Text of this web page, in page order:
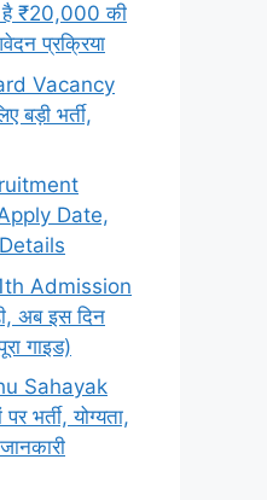
है ₹20,000 की
प्रक्रिया
Vacancy
बड़ी भर्ती,
Apply Date,
Admission
अब इस दिन
गाइड)
Sahayak
भर्ती, योग्यता,